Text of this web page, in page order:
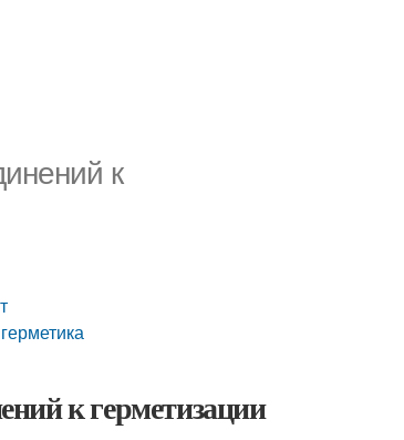
к
к герметизации